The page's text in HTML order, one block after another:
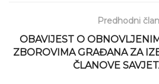
Predhodni
OBAVIJEST O
ZBOROVIMA GRAĐANA ZA
ČLANOVE